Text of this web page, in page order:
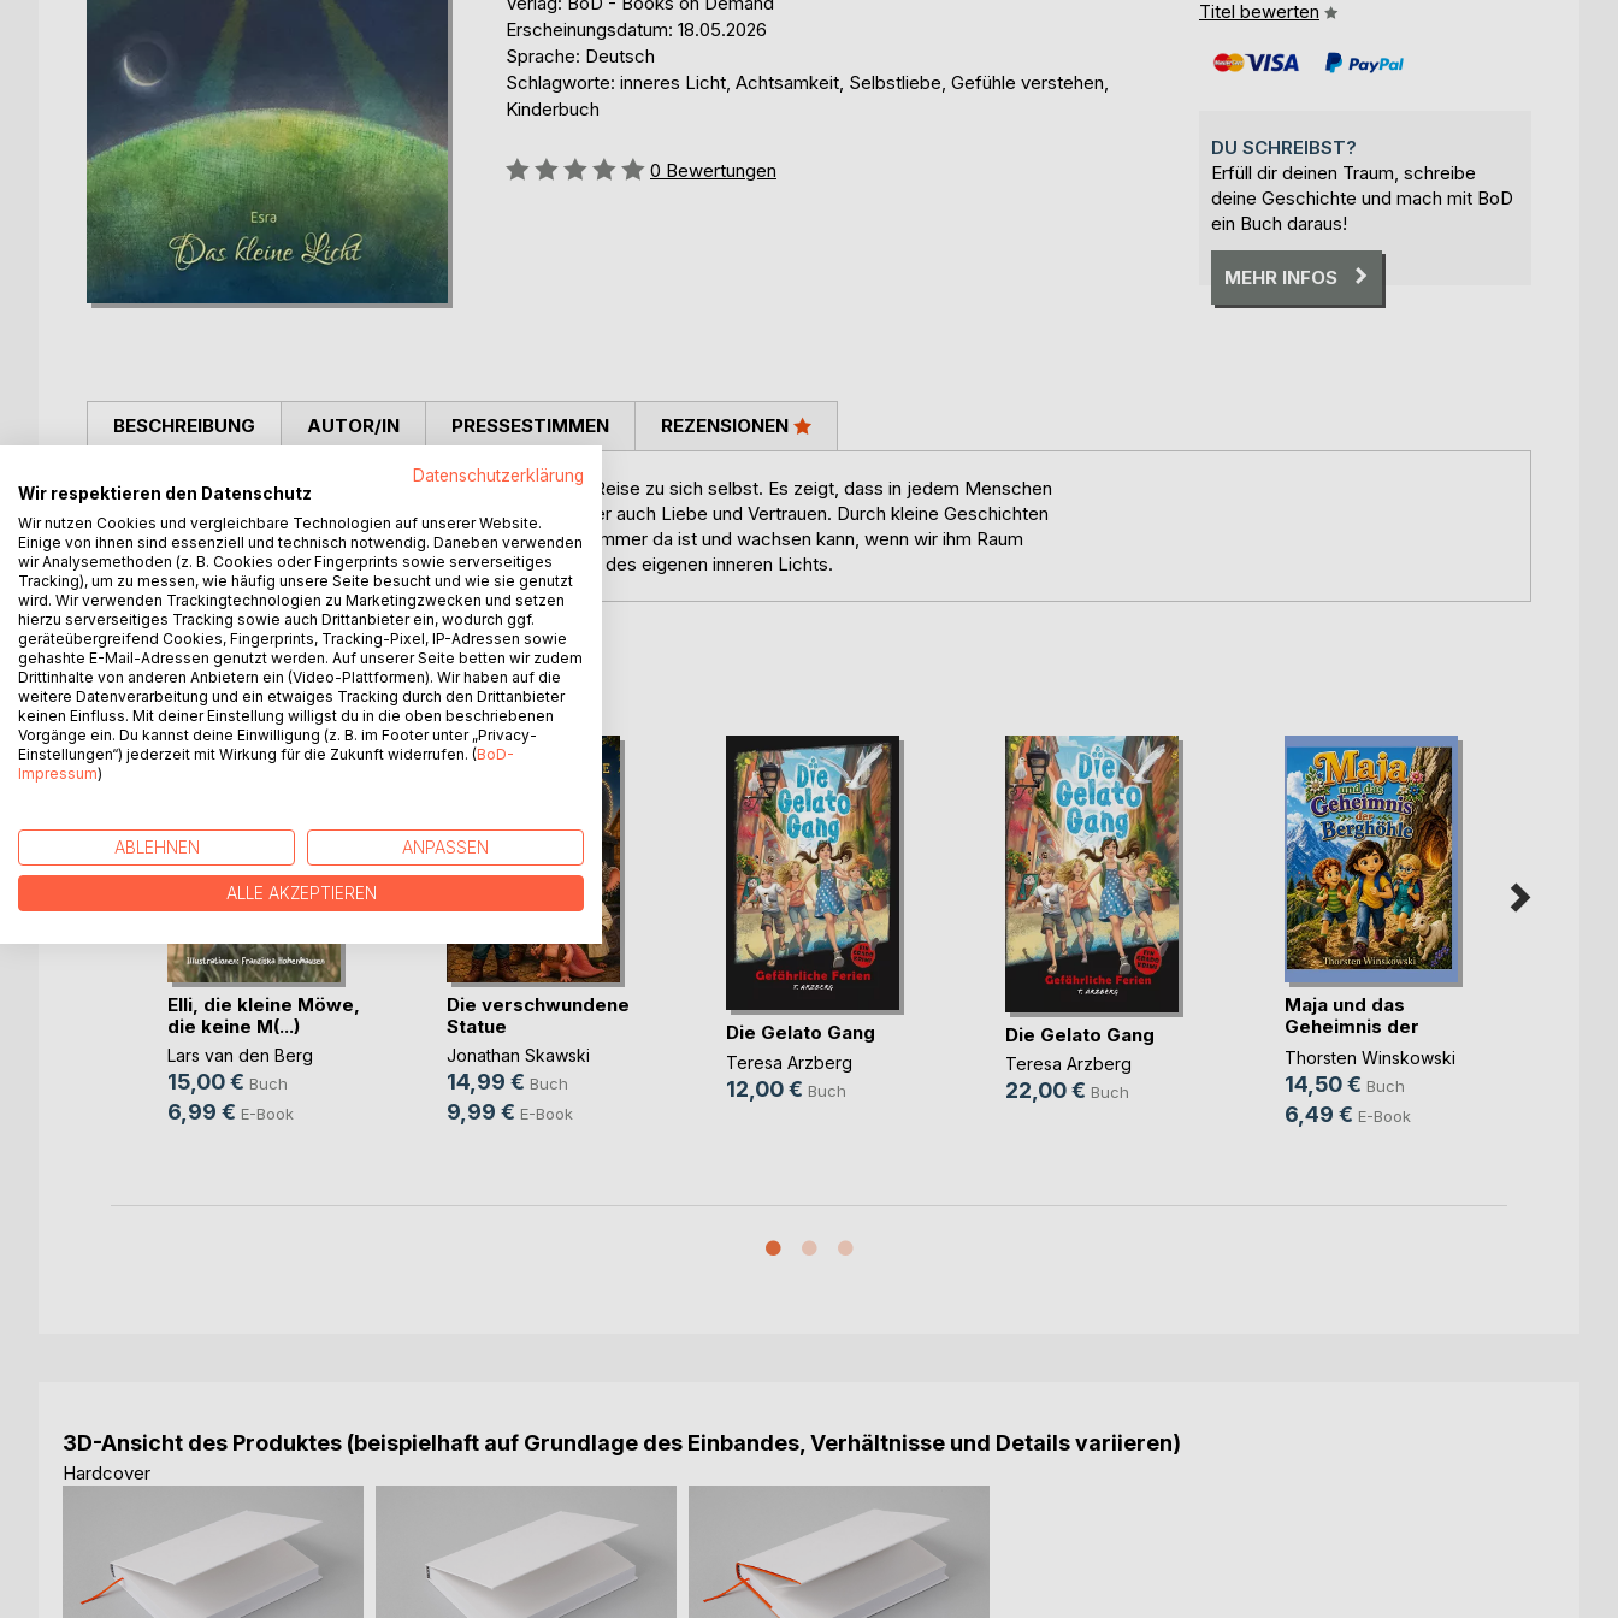
Erscheinungsdatum: 18.05.2026
Sprache: Deutsch
Schlagworte: inneres Licht, Achtsamkeit, Selbstliebe, Gefühle verstehen,
Kinderbuch
Bewertung::
0 Bewertungen
Titel bewerten
DU SCHREIBST?
Erfüll dir deinen Traum, schreibe
deine Geschichte und mach mit BoD
ein Buch daraus!
MEHR INFOS
BESCHREIBUNG
Das kleine Licht ist ein liebevolles Herzensbuch über die Reise zu sich selbst. Es zeigt, dass in jedem Menschen
Licht und Schatten leben - wie Angst, Neid oder Zorn, aber auch Liebe und Vertrauen. Durch kleine Geschichten
und sanfte Worte erinnert es daran, dass das Licht in uns immer da ist und wachsen kann, wenn wir ihm Raum
geben. Ein Buch zum Fühlen, Innehalten und Wiederfinden des eigenen inneren Lichts.
AUTOR/IN PRESSESTIMMEN REZENSIONEN
WEITERE TITEL BEIBoD
Elli, die kleine Möwe,
die keine M(...)
Lars van den Berg
15,00 € Buch
6,99 € E-Book
Die verschwundene
Statue
Jonathan Skawski
14,99 € Buch
9,99 € E-Book
Die Gelato Gang
Teresa Arzberg
12,00 € Buch
Die Gelato Gang
Teresa Arzberg
22,00 € Buch
Maja und das
Geheimnis der
Berghöhle
Thorsten Winskowski
14,50 € Buch
6,49 € E-Book
3D-Ansicht des Produktes (beispielhaft auf Grundlage des Einbandes, Verhältnisse und Details variieren)
Hardcover
Datenschutzerklärung
Wir respektieren den Datenschutz
Wir nutzen Cookies und vergleichbare Technologien auf unserer Website.
Einige von ihnen sind essenziell und technisch notwendig. Daneben verwenden
wir Analysemethoden (z. B. Cookies oder Fingerprints sowie serverseitiges
Tracking), um zu messen, wie häufig unsere Seite besucht und wie sie genutzt
wird. Wir verwenden Trackingtechnologien zu Marketingzwecken und setzen
hierzu serverseitiges Tracking sowie auch Drittanbieter ein, wodurch ggf.
geräteübergreifend Cookies, Fingerprints, Tracking-Pixel, IP-Adressen sowie
gehashte E-Mail-Adressen genutzt werden. Auf unserer Seite betten wir zudem
Drittinhalte von anderen Anbietern ein (Video-Plattformen). Wir haben auf die
weitere Datenverarbeitung und ein etwaiges Tracking durch den Drittanbieter
keinen Einfluss. Mit deiner Einstellung willigst du in die oben beschriebenen
Vorgänge ein. Du kannst deine Einwilligung (z. B. im Footer unter „Privacy-
Einstellungen“) jederzeit mit Wirkung für die Zukunft widerrufen. (BoD-
Impressum)
ABLEHNEN ANPASSEN
ALLE AKZEPTIEREN